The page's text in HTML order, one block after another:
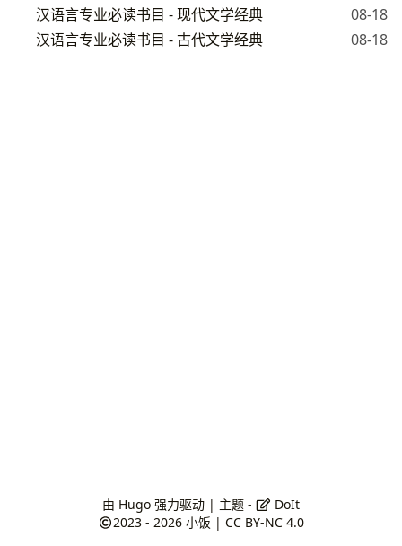
汉语言专业必读书目 - 现代文学经典
08-18
汉语言专业必读书目 - 古代文学经典
08-18
由 Hugo强力驱动 | 主题 -
DoIt
2023 - 2026 小饭 |CC BY-NC 4.0